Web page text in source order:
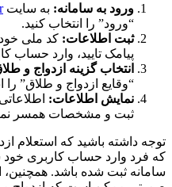
ورود به سامانه: به سایت
“ورود” را انتخاب کنید.
ثبت اطلاعات: کد ملی
پیامک تایید، وارد حساب
انتخاب گزینه ازدواج و
“وقایع ازدواج و طلاق” را
نمایش اطلاعات:
ثبت و مشخصات همسر
توجه داشته باشید که استعلام
که فرد وارد حساب کاربری خود
سامانه ثبت شده باشد. همچنین،